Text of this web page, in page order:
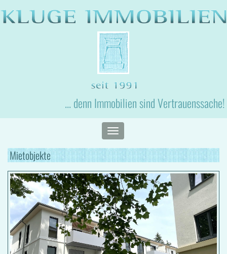
... denn Immobilien sind Vertrauenssache!
Toggle
navigation
Mietobjekte